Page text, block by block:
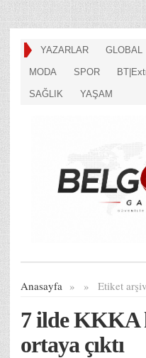
YAZARLAR GLOBAL
MODA SPOR
SAĞLIK YAŞAM
Anasayfa » Etiket
»
7 ilde KKKA
ortaya çıktı